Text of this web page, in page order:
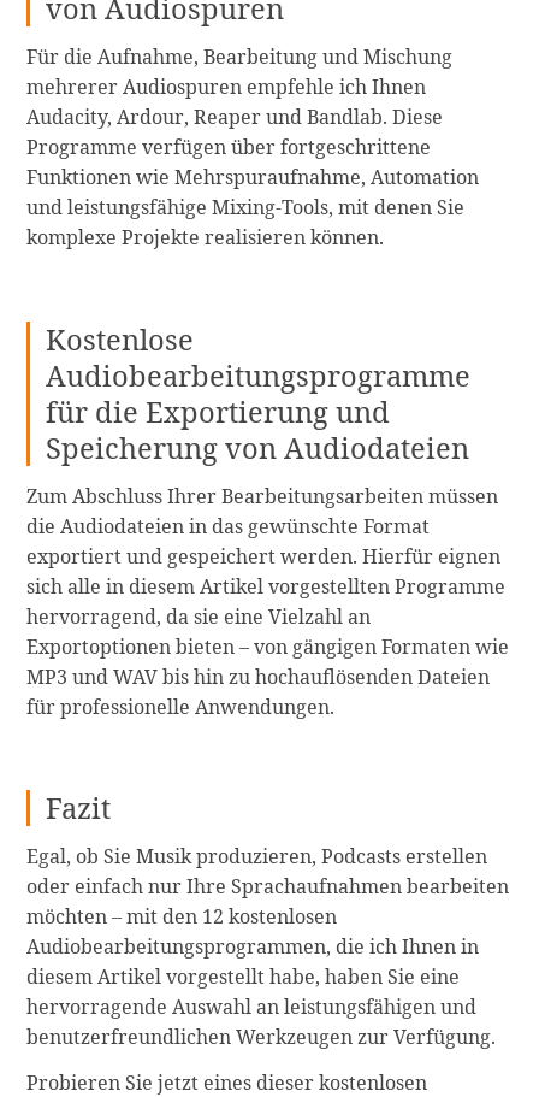
von Audiospuren
Für die Aufnahme, Bearbeitung und Mischung
mehrerer Audiospuren empfehle ich Ihnen
Audacity, Ardour, Reaper und Bandlab. Diese
Programme verfügen über fortgeschrittene
Funktionen wie Mehrspuraufnahme, Automation
und leistungsfähige Mixing-Tools, mit denen Sie
komplexe Projekte realisieren können.
Kostenlose
Audiobearbeitungsprogramme
für die Exportierung und
Speicherung von Audiodateien
Zum Abschluss Ihrer Bearbeitungsarbeiten müssen
die Audiodateien in das gewünschte Format
exportiert und gespeichert werden. Hierfür eignen
sich alle in diesem Artikel vorgestellten Programme
hervorragend, da sie eine Vielzahl an
Exportoptionen bieten – von gängigen Formaten wie
MP3 und WAV bis hin zu hochauflösenden Dateien
für professionelle Anwendungen.
Fazit
Egal, ob Sie Musik produzieren, Podcasts erstellen
oder einfach nur Ihre Sprachaufnahmen bearbeiten
möchten – mit den 12 kostenlosen
Audiobearbeitungsprogrammen, die ich Ihnen in
diesem Artikel vorgestellt habe, haben Sie eine
hervorragende Auswahl an leistungsfähigen und
benutzerfreundlichen Werkzeugen zur Verfügung.
Probieren Sie jetzt eines dieser kostenlosen